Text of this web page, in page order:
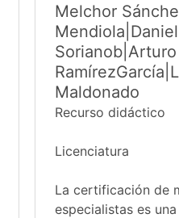
Melchor
Sorianob|Arturo
Maldonado
Recurso didáctico
Licenciatura
La certificación de
especialistas es